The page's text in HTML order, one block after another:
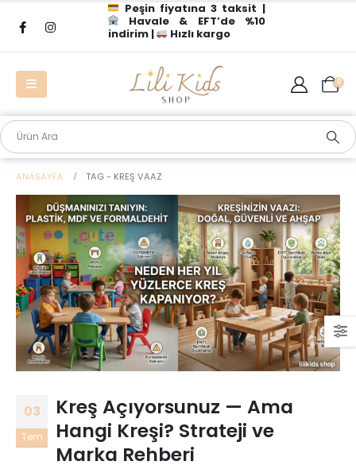
Peşin fiyatına 3 taksit |
Havale & EFT’de %10
indirim |
Hızlı kargo
0
ANASAYFA TAG - KREŞ VAAZ
03
Tem
Kreş Açıyorsunuz — Ama
Hangi Kreşi? Strateji ve
Marka Rehberi